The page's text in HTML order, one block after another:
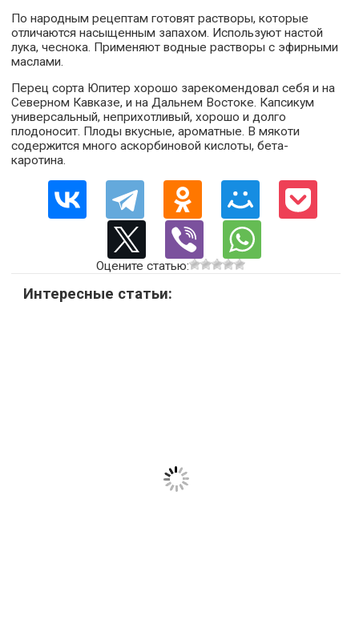
По народным рецептам готовят растворы, которые
отличаются насыщенным запахом. Используют настой
лука, чеснока. Применяют водные растворы с эфирными
маслами.
Перец сорта Юпитер хорошо зарекомендовал себя и на
Северном Кавказе, и на Дальнем Востоке. Капсикум
универсальный, неприхотливый, хорошо и долго
плодоносит. Плоды вкусные, ароматные. В мякоти
содержится много аскорбиновой кислоты, бета-
каротина.
Оцените статью:
Интересные статьи: